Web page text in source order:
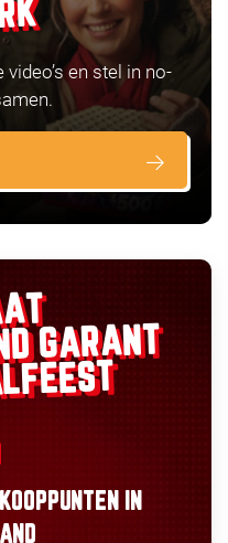
en stel in no-
GARANT
IN